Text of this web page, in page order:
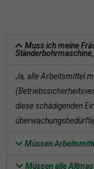
Muss ich meine
Ja, alle Arbeitsmittel
diese schädigenden
Müssen
Müssen alle